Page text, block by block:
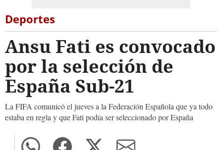
Deportes
Ansu Fati es convocado
por la selección de
España Sub-21
La FIFA comunicó el jueves a la Federación Española que ya todo
estaba en regla y que Fati podía ser seleccionado por España